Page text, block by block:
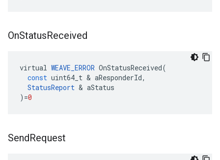
OnStatusReceived
virtual WEAVE_ERROR OnStatusReceived(
const uint64_t & aResponderId,
StatusReport & aStatus
) =0
SendRequest